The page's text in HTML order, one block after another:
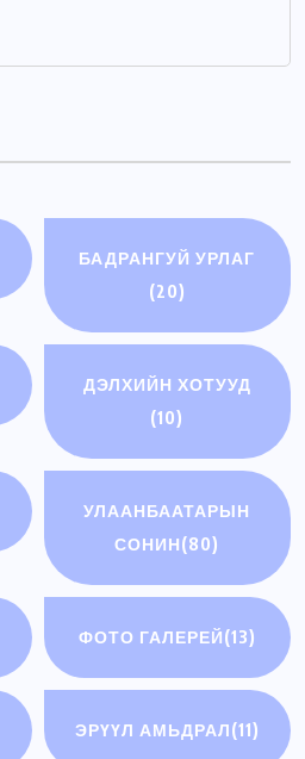
БАДРАНГУЙ УРЛАГ
(20)
ДЭЛХИЙН ХОТУУД
(10)
УЛААНБААТАРЫН
СОНИН(80)
ФОТО ГАЛЕРЕЙ(13)
ЭРҮҮЛ АМЬДРАЛ(11)